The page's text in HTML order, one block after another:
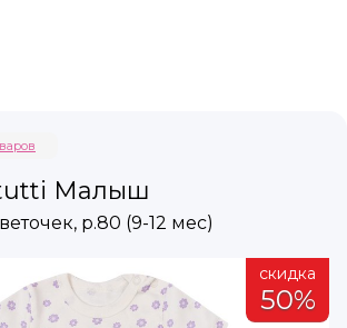
Малыш
р.80 (9-12 мес)
скидка
50%